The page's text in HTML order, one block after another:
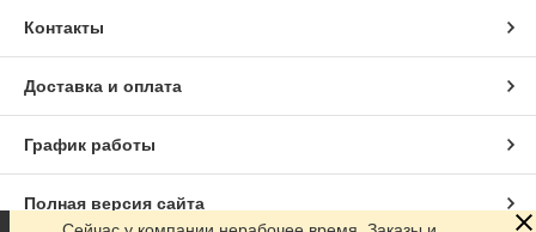
Контакты
Доставка и оплата
График работы
Полная версия сайта